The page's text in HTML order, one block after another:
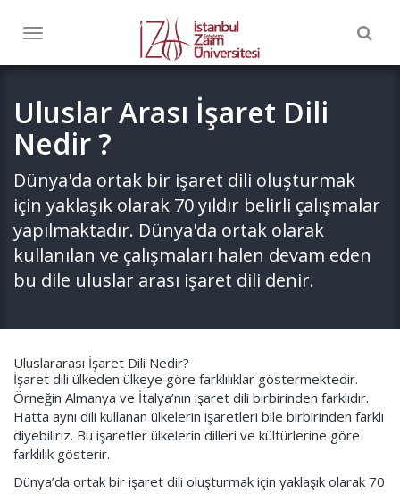
Toggle
Uluslar Arası İşaret Dili
Nedir ?
Dünya'da ortak bir işaret dili oluşturmak
için yaklaşık olarak 70 yıldır belirli çalışmalar
yapılmaktadır. Dünya'da ortak olarak
kullanılan ve çalışmaları halen devam eden
bu dile uluslar arası işaret dili denir.
Uluslararası İşaret Dili Nedir?
İşaret dili ülkeden ülkeye göre farklılıklar göstermektedir.
Örneğin Almanya ve İtalya’nın işaret dili birbirinden farklıdır.
Hatta aynı dili kullanan ülkelerin işaretleri bile birbirinden farklı
diyebiliriz. Bu işaretler ülkelerin dilleri ve kültürlerine göre
farklılık gösterir.
Dünya’da ortak bir işaret dili oluşturmak için yaklaşık olarak 70